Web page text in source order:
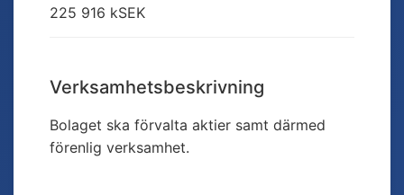
225 916 kSEK
Verksamhetsbeskrivning
Bolaget ska förvalta aktier samt därmed
förenlig verksamhet.